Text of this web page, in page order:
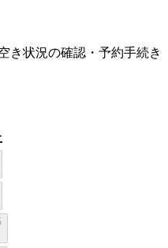
き状況の確認・予約手続き